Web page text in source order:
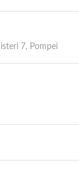
via Foschini, a m
7, Pompei